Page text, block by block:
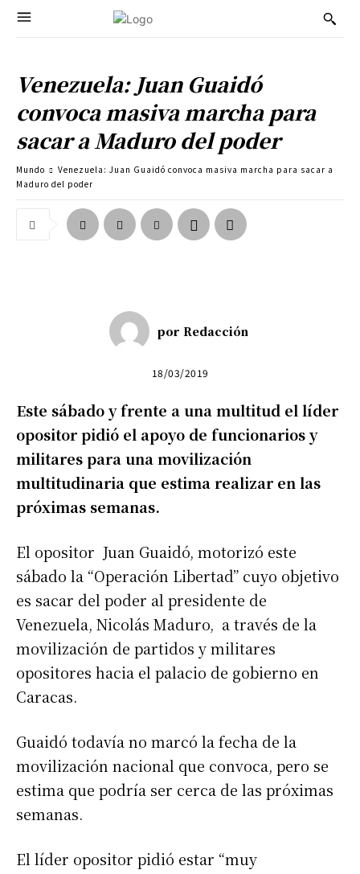
Venezuela: Juan Guaidó
convoca masiva marcha para
sacar a Maduro del poder
Mundo
Venezuela: Juan Guaidó convoca masiva marcha para sacar a
Maduro del poder
por Redacción
18/03/2019
Este sábado y frente a una multitud el líder
opositor pidió el apoyo de funcionarios y
militares para una movilización
multitudinaria que estima realizar en las
próximas semanas.
El opositor Juan Guaidó, motorizó este
sábado la “Operación Libertad” cuyo objetivo
es sacar del poder al presidente de
Venezuela, Nicolás Maduro, a través de la
movilización de partidos y militares
opositores hacia el palacio de gobierno en
Caracas.
Guaidó todavía no marcó la fecha de la
movilización nacional que convoca, pero se
estima que podría ser cerca de las próximas
semanas.
El líder opositor pidió estar “muy